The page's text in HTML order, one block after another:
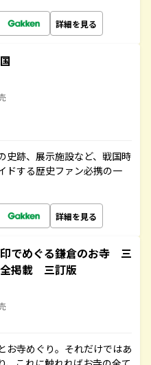
詳細を見る
史跡、展示施設など、戦国時
ドする歴史ファン必携の一
詳細を見る
でめぐる鎌倉のお寺 三
掲載 三訂版
お寺めぐり。それだけではあ